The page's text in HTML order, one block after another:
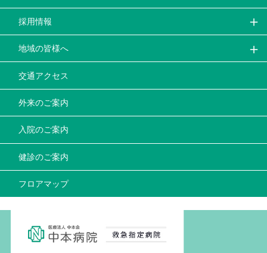
採用情報
地域の皆様へ
交通アクセス
外来のご案内
入院のご案内
健診のご案内
フロアマップ